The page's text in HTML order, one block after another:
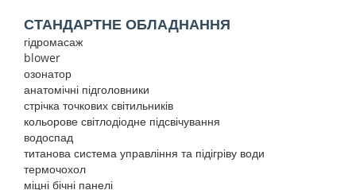
СТАНДАРТНЕ ОБЛАДНАННЯ
гідромасаж
blower
озонатор
анатомічні підголовники
стрічка точкових світильників
кольорове світлодіодне підсвічування
водоспад
титанова система управління та підігріву води
термочохол
міцні бічні панелі